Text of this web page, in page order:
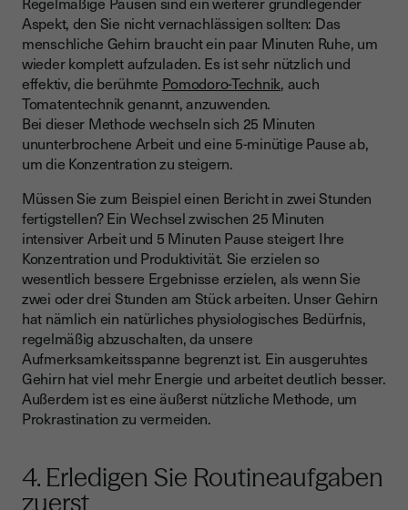
Aspekt, den Sie nicht vernachlässigen sollten: Das
menschliche Gehirn braucht ein paar Minuten Ruhe, um
wieder komplett aufzuladen. Es ist sehr nützlich und
effektiv, die berühmte Pomodoro-Technik, auch
Tomatentechnik genannt, anzuwenden.
Bei dieser Methode wechseln sich 25 Minuten
ununterbrochene Arbeit und eine 5-minütige Pause ab,
um die Konzentration zu steigern.
Müssen Sie zum Beispiel einen Bericht in zwei Stunden
fertigstellen? Ein Wechsel zwischen 25 Minuten
intensiver Arbeit und 5 Minuten Pause steigert Ihre
Konzentration und Produktivität. Sie erzielen so
wesentlich bessere Ergebnisse erzielen, als wenn Sie
zwei oder drei Stunden am Stück arbeiten. Unser Gehirn
hat nämlich ein natürliches physiologisches Bedürfnis,
regelmäßig abzuschalten, da unsere
Aufmerksamkeitsspanne begrenzt ist. Ein ausgeruhtes
Gehirn hat viel mehr Energie und arbeitet deutlich besser.
Außerdem ist es eine äußerst nützliche Methode, um
Prokrastination zu vermeiden.
4. Erledigen Sie Routineaufgaben
zuerst